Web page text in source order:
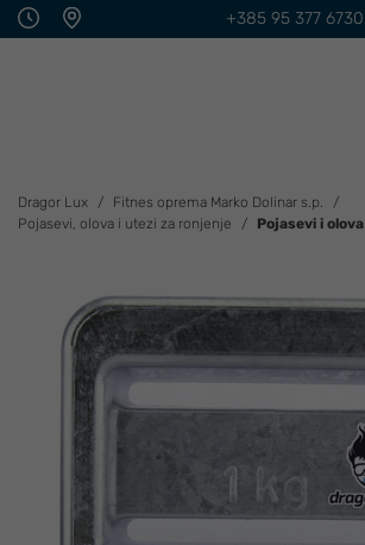
+385 95 377 6730
Dragor Lux
Fitnes oprema Marko Dolinar s.p.
Pojasevi, olova i utezi za ronjenje
Pojasevi i olova